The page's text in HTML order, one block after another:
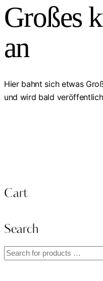
Großes
an
Hier bahnt sich etwas
und wird bald
Cart
Search